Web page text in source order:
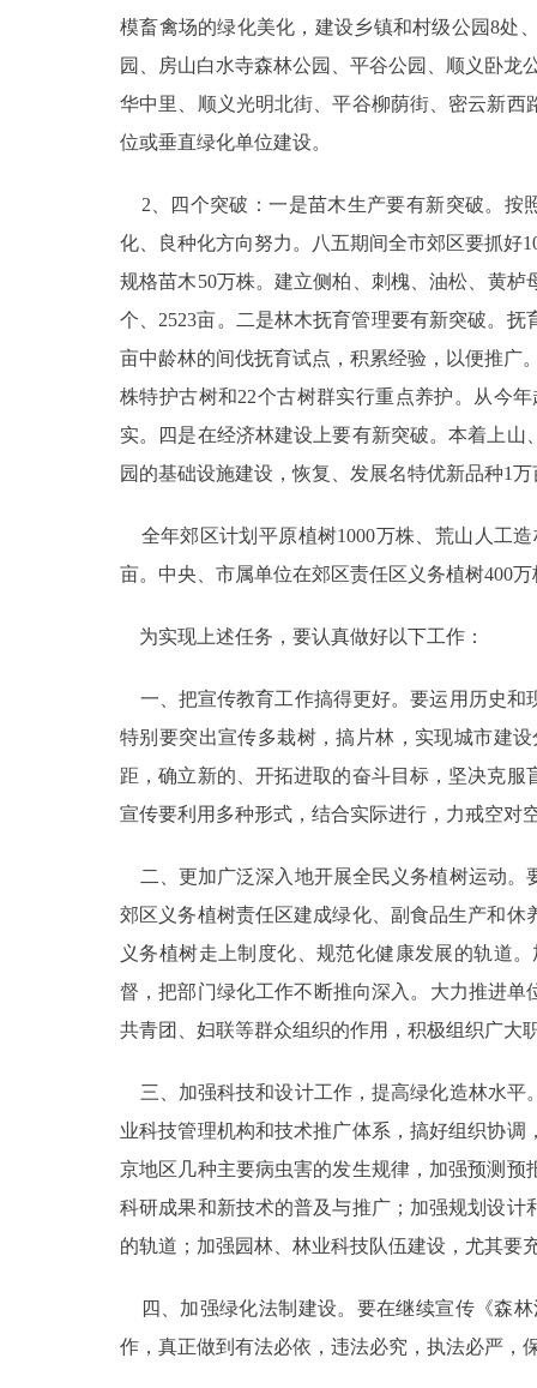
模畜禽场的绿化美化，建设乡镇和村级公园8处
园、房山白水寺森林公园、平谷公园、顺义卧龙
华中里、顺义光明北街、平谷柳荫街、密云新西
位或垂直绿化单位建设。
2、四个突破：一是苗木生产要有新突破。按
化、良种化方向努力。八五期间全市郊区要抓好
规格苗木50万株。建立侧柏、刺槐、油松、黄
个、2523亩。二是林木抚育管理要有新突破。
亩中龄林的间伐抚育试点，积累经验，以便推广
株特护古树和22个古树群实行重点养护。从今
实。四是在经济林建设上要有新突破。本着上
园的基础设施建设，恢复、发展名特优新品种1
全年郊区计划平原植树1000万株、荒山人工
亩。中央、市属单位在郊区责任区义务植树400
为实现上述任务，要认真做好以下工作：
一、把宣传教育工作搞得更好。要运用历史和
特别要突出宣传多栽树，搞片林，实现城市建
距，确立新的、开拓进取的奋斗目标，坚决克
宣传要利用多种形式，结合实际进行，力戒空对
二、更加广泛深入地开展全民义务植树运动。
郊区义务植树责任区建成绿化、副食品生产和
义务植树走上制度化、规范化健康发展的轨道
督，把部门绿化工作不断推向深入。大力推进
共青团、妇联等群众组织的作用，积极组织广大
三、加强科技和设计工作，提高绿化造林水平
业科技管理机构和技术推广体系，搞好组织协
京地区几种主要病虫害的发生规律，加强预测
科研成果和新技术的普及与推广；加强规划设
的轨道；加强园林、林业科技队伍建设，尤其要
四、加强绿化法制建设。要在继续宣传《森
作，真正做到有法必依，违法必究，执法必严，